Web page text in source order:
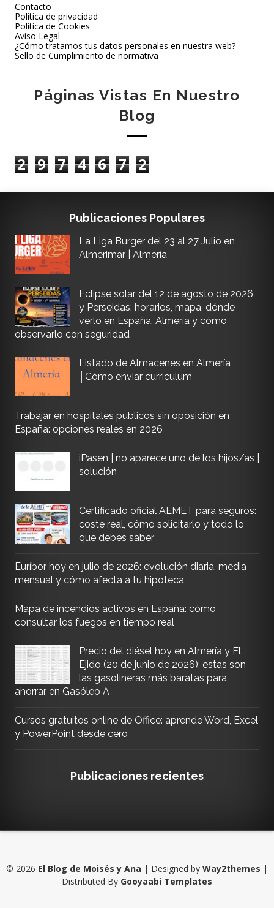
Contacto
Política de privacidad
Política de Cookies
Aviso Legal
¿Cómo tratamos tus datos personales en nuestra web?
Sello de Cumplimiento de normativa
Páginas Vistas En Nuestro
Blog
2 9 7 4 6 7 2
Publicaciones Populares
La Liga Burger del 23 al 27 Julio en
Almerimar | Almería
Eclipse solar del 12 de agosto de 2026
y Perseidas: horarios, mapa, dónde
verlo en España, Almería y cómo
observarlo con seguridad
Listado de Almacenes en Almería
│Cómo enviar curriculum
Trabajar en hospitales públicos sin oposición en
España: opciones reales en 2026
iPasen | no aparece uno de los hijos/as |
solución
Certificado oficial AEMET para seguros:
coste real, cómo solicitarlo y todo lo
que debes saber
Euríbor hoy en julio de 2026: evolución diaria, media
mensual y cómo afecta a tu hipoteca
Mapa de incendios activos en España: cómo
consultar los fuegos en tiempo real
Precio del diésel hoy en Almería y El
Ejido (20 de junio de 2026): estas son
las gasolineras más baratas para
ahorrar en Gasóleo A
Cursos gratuitos online de Office: aprende Word, Excel
y PowerPoint desde cero
Publicaciones recientes
© 2026 El Blog de Moisés y Ana | Designed by Way2themes |
Distributed By Gooyaabi Templates